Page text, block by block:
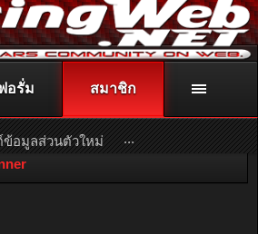
หรือโทร. 081-811-1138
ายละเอียดเพิ่มเติม คลิกที่นี่
อรั่ม สมาชิก
ข้อมูลส่วนตัวใหม่ ...